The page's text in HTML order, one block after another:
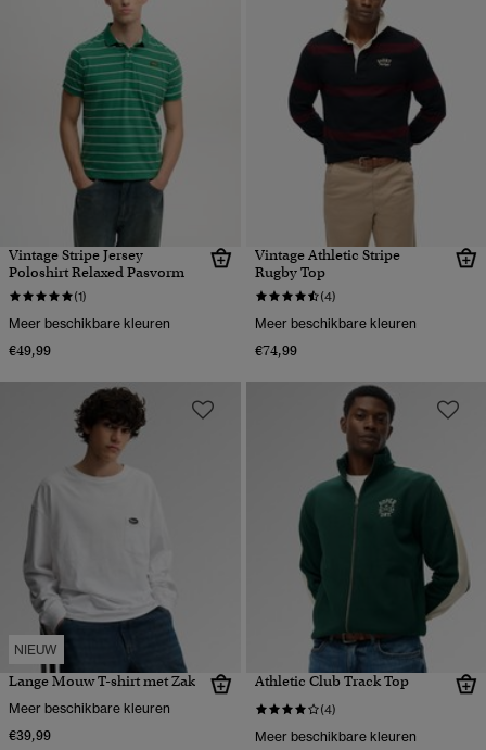
Vintage Stripe Jersey
Poloshirt Relaxed Pasvorm
(1)
Meer beschikbare kleuren
€49,99
Vintage Athletic Stripe
Rugby Top
(4)
Meer beschikbare kleuren
€74,99
NIEUW
Lange Mouw T-shirt met Zak
Meer beschikbare kleuren
€39,99
Athletic Club Track Top
(4)
Meer beschikbare kleuren